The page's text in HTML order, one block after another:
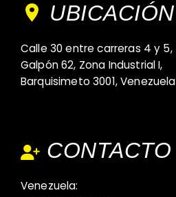
UBICACIÓN
Calle 30 entre carreras 4 y 5,
Galpón 62, Zona Industrial I,
Barquisimeto 3001, Venezuela
CONTACTO
Venezuela: